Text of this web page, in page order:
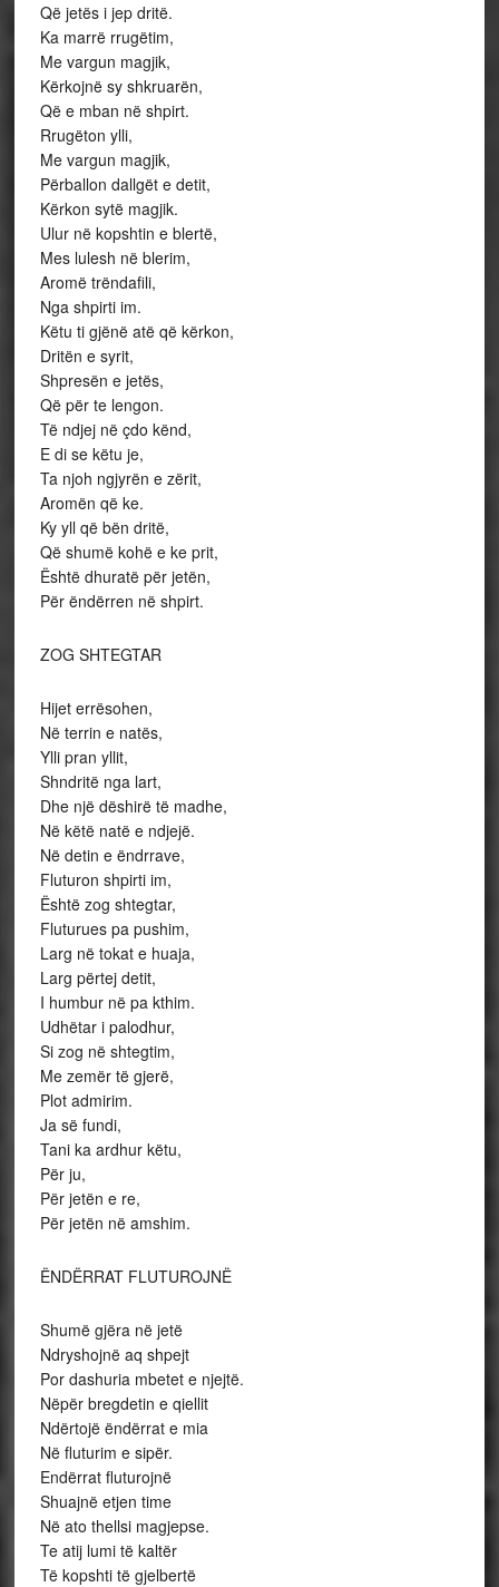
Që jetës i jep dritë.
Ka marrë rrugëtim,
Me vargun magjik,
Kërkojnë sy shkruarën,
Që e mban në shpirt.
Rrugëton ylli,
Me vargun magjik,
Përballon dallgët e detit,
Kërkon sytë magjik.
Ulur në kopshtin e blertë,
Mes lulesh në blerim,
Aromë trëndafili,
Nga shpirti im.
Këtu ti gjënë atë që kërkon,
Dritën e syrit,
Shpresën e jetës,
Që për te lengon.
Të ndjej në çdo kënd,
E di se këtu je,
Ta njoh ngjyrën e zërit,
Aromën që ke.
Ky yll që bën dritë,
Që shumë kohë e ke prit,
Është dhuratë për jetën,
Për ëndërren në shpirt.
ZOG SHTEGTAR
Hijet errësohen,
Në terrin e natës,
Ylli pran yllit,
Shndritë nga lart,
Dhe një dëshirë të madhe,
Në këtë natë e ndjejë.
Në detin e ëndrrave,
Fluturon shpirti im,
Është zog shtegtar,
Fluturues pa pushim,
Larg në tokat e huaja,
Larg përtej detit,
I humbur në pa kthim.
Udhëtar i palodhur,
Si zog në shtegtim,
Me zemër të gjerë,
Plot admirim.
Ja së fundi,
Tani ka ardhur këtu,
Për ju,
Për jetën e re,
Për jetën në amshim.
ËNDËRRAT FLUTUROJNË
Shumë gjëra në jetë
Ndryshojnë aq shpejt
Por dashuria mbetet e njejtë.
Nëpër bregdetin e qiellit
Ndërtojë ëndërrat e mia
Në fluturim e sipër.
Endërrat fluturojnë
Shuajnë etjen time
Në ato thellsi magjepse.
Te atij lumi të kaltër
Të kopshti të gjelbertë